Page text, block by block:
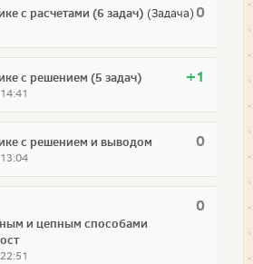
0
с расчетами (6 задач) (Задача)
+1
с решением (5 задач)
0
с решением и выводом
0
и цепным способами